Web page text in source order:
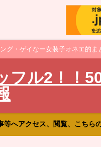
グ・ゲイなー女装子オネエ的
フル2！！
等へアクセス、閲覧、こちら